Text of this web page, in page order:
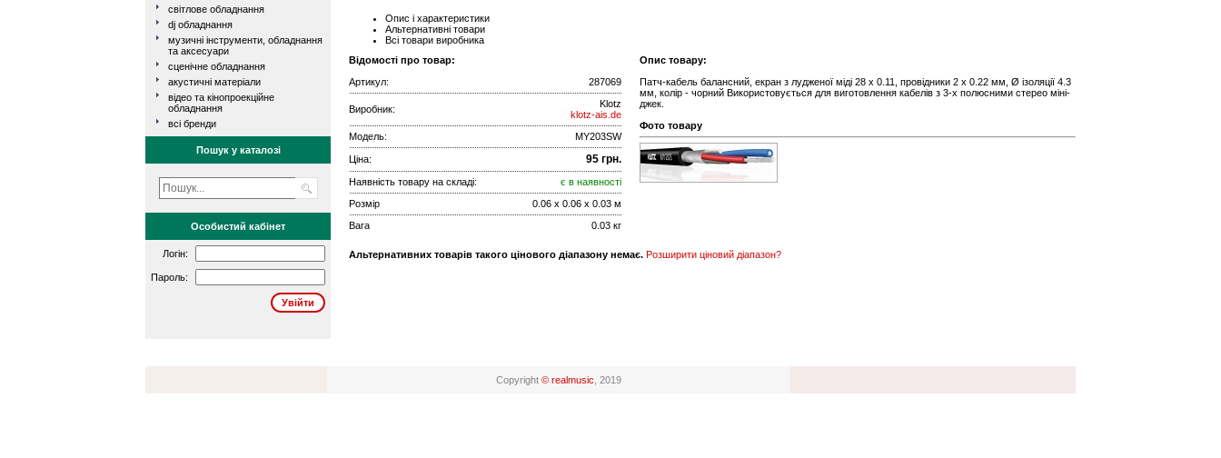
світлове обладнання
dj обладнання
музичні інструменти, обладнання
та аксесуари
сценічне обладнання
акустичні матеріали
відео та кінопроекційне
обладнання
всі бренди
Пошук у каталозі
Особистий кабінет
Логін:
Пароль:
Опис і характеристики
Альтернативні товари
Всі товари виробника
Відомості про товар:
Артикул:
287069
Виробник:
Klotz
klotz-ais.de
Модель:
MY203SW
Ціна: 95 грн.
Наявність товару на складі:
є в наявності
Розмір
0.06 x 0.06 x 0.03 м
Вага
0.03 кг
Опис товару:
Патч-кабель балансний, екран з лудженої міді 28 х 0.11, провідники 2 х 0.22 мм, Ø ізоляції 4.3
мм, колір - чорний Використовується для виготовлення кабелів з 3-х полюсними стерео міні-
джек.
Фото товару
Альтернативних товарів такого цінового діапазону немає. Розширити ціновий діапазон?
Copyright © realmusic , 2019